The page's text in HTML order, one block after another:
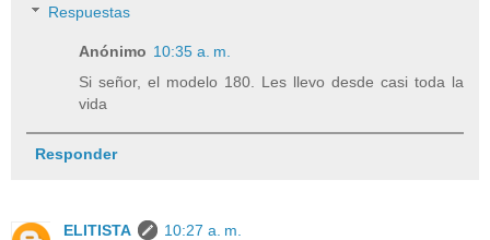
Respuestas
Anónimo 10:35 a. m.
Si señor, el modelo 180. Les llevo desde casi toda la
vida
Responder
ELITISTA
10:27 a. m.